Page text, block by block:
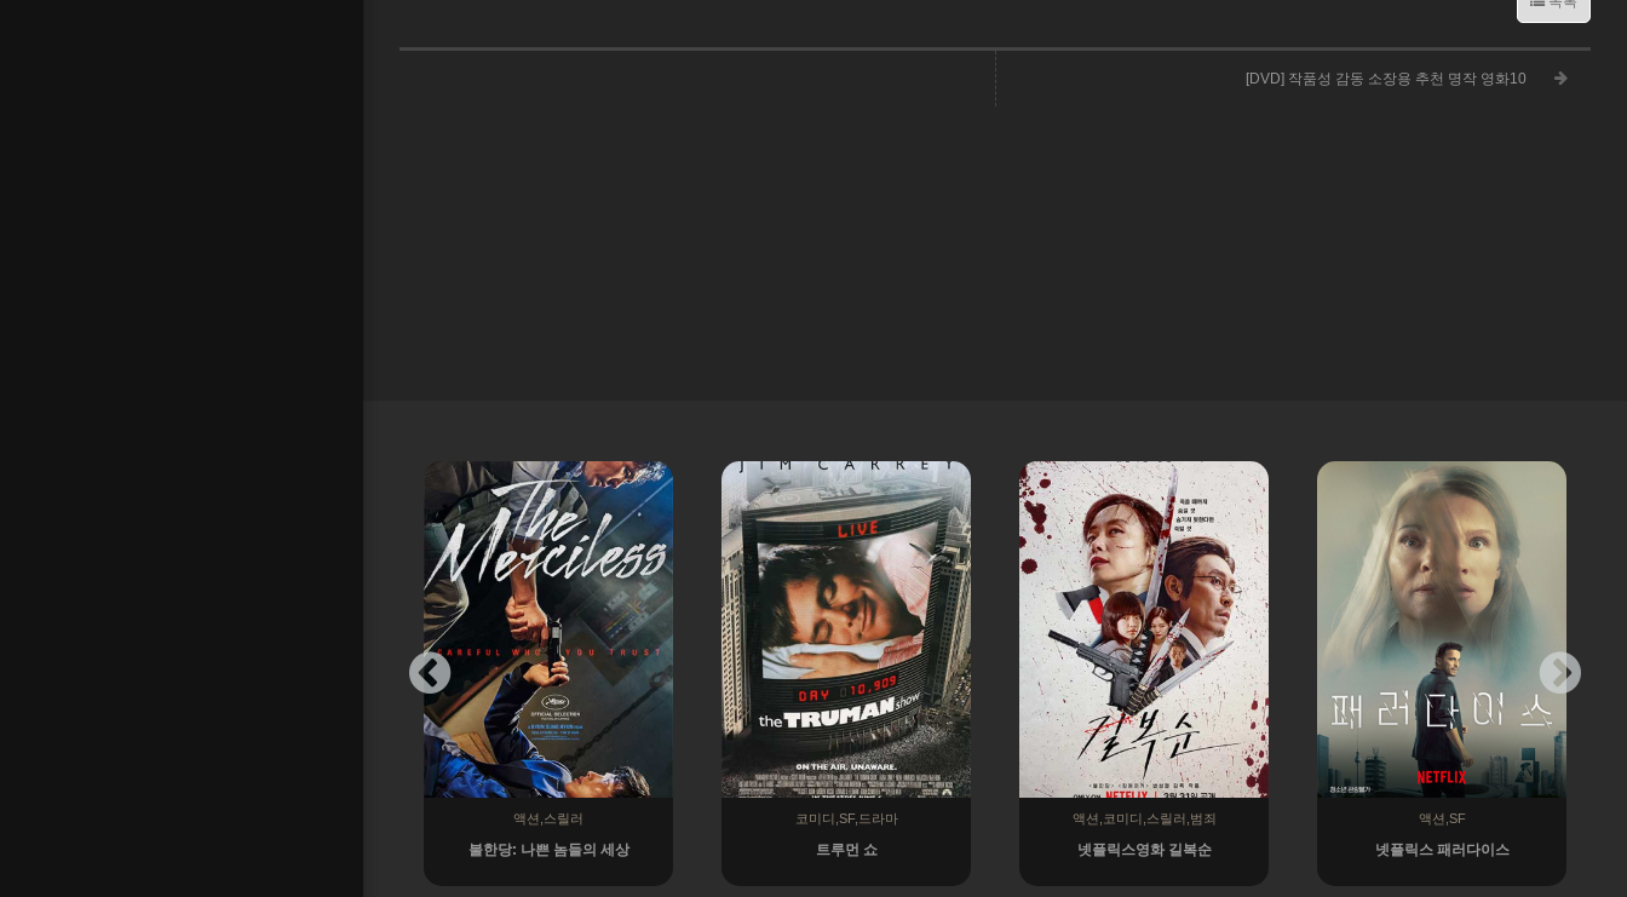
[DVD] 작품성 감동 소장용 추천 명작 영화10
액션,스릴러
불한당: 나쁜 놈들의 세상
코미디,SF,드라마
트루먼 쇼
액션,코미디,스릴러,범죄
넷플릭스영화 길복순
액션,SF
넷플릭스 패러다이스